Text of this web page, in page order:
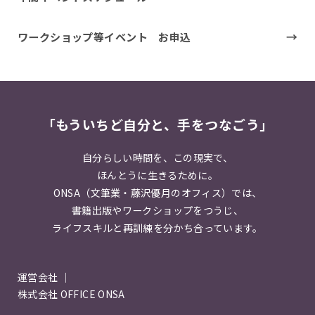
ワークショップ等イベント お申込
「もういちど自分と、手をつなごう」
自分らしい時間を、この現実で、
ほんとうに生きるために。
ONSA（文筆業・藤沢優月のオフィス）では、
書籍出版やワークショップをつうじ、
ライフスキルと再訓練を分かち合っています。
運営会社 ｜
株式会社 OFFICE ONSA